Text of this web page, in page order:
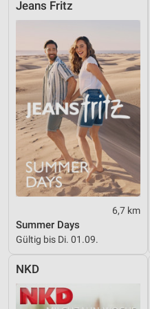
Jeans Fritz
6,7 km
Summer Days
Gültig bis Di. 01.09.
NKD
Informationen identifizieren
Notwendig
Performance
Funktional
Werbung